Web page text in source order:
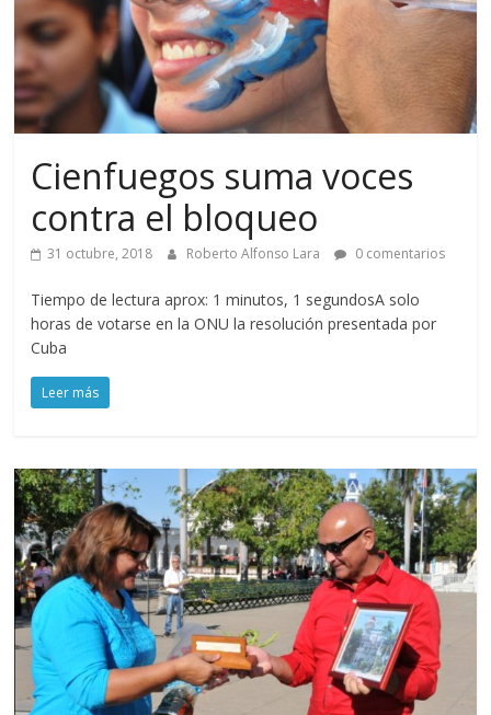
Cienfuegos suma voces
contra el bloqueo
31 octubre, 2018 Roberto Alfonso Lara 0 comentarios
Tiempo de lectura aprox: 1 minutos, 1 segundosA solo
horas de votarse en la ONU la resolución presentada por
Cuba
Leer más